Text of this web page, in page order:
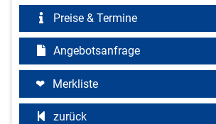
Preise & Termine
Angebotsanfrage
Merkliste
zurück